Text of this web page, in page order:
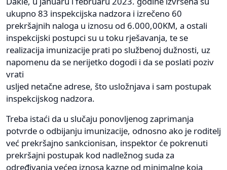
ukupno 83 inspekcijska nadzora i izrečeno 60
prekršajnih naloga u iznosu od 6.000,00KM, a ostali
inspekcijski postupci su u toku rješavanja, te se
realizacija imunizacije prati po službenoj dužnosti, uz
napomenu da se nerijetko dogodi i da se poslati poziv
vrati
usljed netačne adrese, što usložnjava i sam postupak
inspekcijskog nadzora.
Treba istaći da u slučaju ponovljenog zaprimanja
potvrde o odbijanju imunizacije, odnosno ako je roditelj
već prekršajno sankcionisan, inspektor će pokrenuti
prekršajni postupak kod nadležnog suda za
određivanja većeg iznosa kazne od minimalne koja